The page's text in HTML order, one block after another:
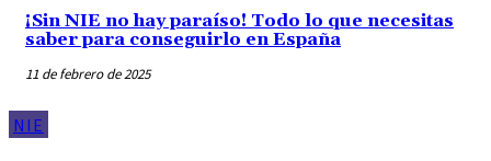
¡Sin NIE no hay paraíso! Todo lo que necesitas
saber para conseguirlo en España
11 de febrero de 2025
NIE